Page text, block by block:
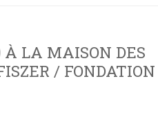
LA MAISON DES
/ FONDATION